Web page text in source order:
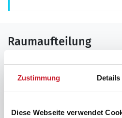
Zustimmung Details
Diese Webseite verwendet
Raumaufteilung